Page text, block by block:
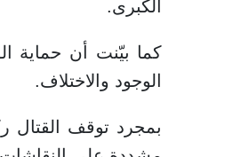
الكبرى.
كما بيّنت أن حماية
الوجود والاختلاف.
بمجرد توقف القتال